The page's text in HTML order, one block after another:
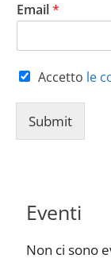
Email*
Accetto le
Submit
Eventi
Non ci sono